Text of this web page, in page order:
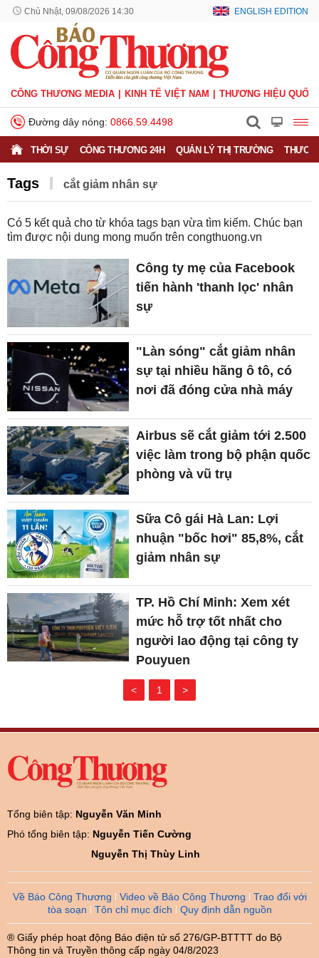
Chủ Nhật, 09/08/2026 14:30 ENGLISH EDITION
CÔNG THƯƠNG MEDIA KINH TẾ VIỆT NAM THƯƠNG HIỆU QUỐC
Đường dây nóng: 0866.59.4498
THỜI SỰ CÔNG THƯƠNG 24H QUẢN LÝ THỊ TRƯỜNG
Tags cắt giảm nhân sự
Có 5 kết quả cho từ khóa tags bạn vừa tìm kiếm. Chúc bạn
tìm được nội dung mong muốn trên congthuong.vn
Công ty mẹ của Facebook
tiến hành 'thanh lọc' nhân
sự
"Làn sóng" cắt giảm nhân
sự tại nhiều hãng ô tô, có
nơi đã đóng cửa nhà máy
Airbus sẽ cắt giảm tới 2.500
việc làm trong bộ phận quốc
phòng và vũ trụ
Sữa Cô gái Hà Lan: Lợi
nhuận "bốc hơi" 85,8%, cắt
giảm nhân sự
TP. Hồ Chí Minh: Xem xét
mức hỗ trợ tốt nhất cho
người lao động tại công ty
Pouyuen
< 1 >
Tổng biên tập: Nguyễn Văn Minh
Phó tổng biên tập: Nguyễn Tiến Cường
Nguyễn Thị Thùy Linh
Về Báo Công Thương Video về Báo Công Thương
Trao đổi với
tòa soạn
Tôn chỉ mục đích Quy định dẫn nguồn
® Giấy phép hoạt động Báo điện tử số 276/GP-BTTTT do Bộ
Thông tin và Truyền thông cấp ngày 04/8/2023